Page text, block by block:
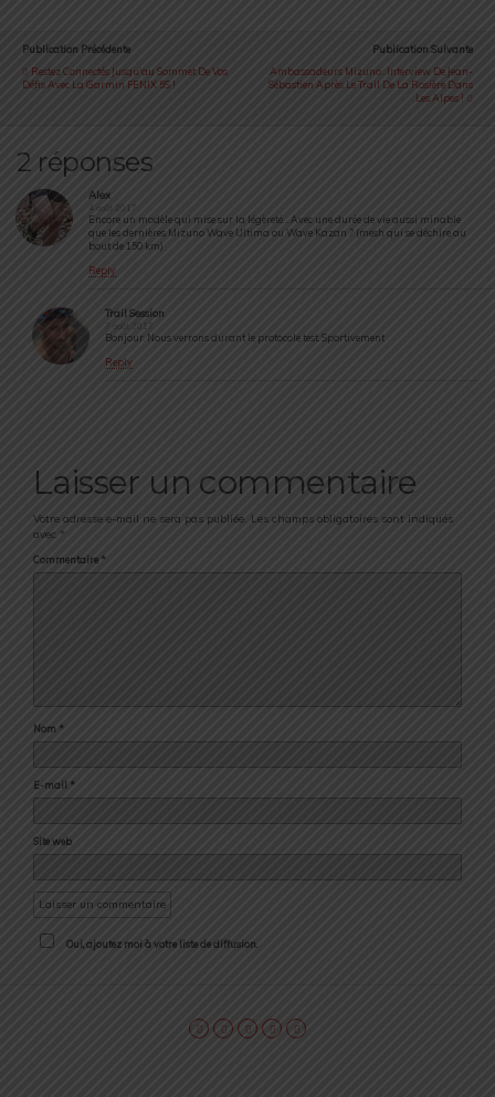
Publication Précédente
Restez Connectés Jusqu'au Sommet De Vos
Défis Avec La Garmin FENIX 5S !
Publication Suivante
Ambassadeurs Mizuno : Interview De Jean-
Sébastien Après Le Trail De La Rosière Dans
Les Alpes !
2 réponses
Alex
4 août 2017
Encore un modèle qui mise sur la légèreté… Avec une durée de vie aussi minable
que les dernières Mizuno Wave Ultima ou Wave Kazan ? (mesh qui se déchire au
bout de 150 km)
Reply
Trail Session
7 août 2017
Bonjour. Nous verrons durant le protocole test. Sportivement
Reply
Laisser un commentaire
Votre adresse e-mail ne sera pas publiée. Les champs obligatoires sont indiqués
avec *
Commentaire *
Nom *
E-mail *
Site web
Oui, ajoutez moi à votre liste de diffusion.